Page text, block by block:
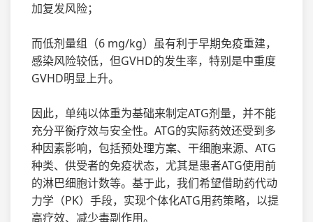
加复发风险；
而低剂量组（6 mg/kg）虽有利于早期免疫重建，
感染风险较低，但GVHD的发生率，特别是中重度
GVHD明显上升。
因此，单纯以体重为基础来制定ATG剂量，并不能
充分平衡疗效与安全性。ATG的实际药效还受到多
种因素影响，包括预处理方案、干细胞来源、ATG
种类、供受者的免疫状态，尤其是患者ATG使用前
的淋巴细胞计数等。基于此，我们希望借助药代动
力学（PK）手段，实现个体化ATG用药策略，以提
高疗效、减少毒副作用。